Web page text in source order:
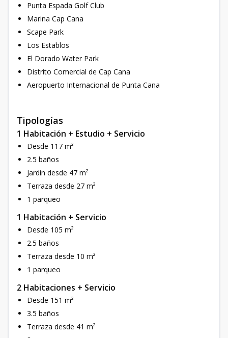
Punta Espada Golf Club
Marina Cap Cana
Scape Park
Los Establos
El Dorado Water Park
Distrito Comercial de Cap Cana
Aeropuerto Internacional de Punta Cana
Tipologías
1 Habitación + Estudio + Servicio
Desde 117 m²
2.5 baños
Jardín desde 47 m²
Terraza desde 27 m²
1 parqueo
1 Habitación + Servicio
Desde 105 m²
2.5 baños
Terraza desde 10 m²
1 parqueo
2 Habitaciones + Servicio
Desde 151 m²
3.5 baños
Terraza desde 41 m²